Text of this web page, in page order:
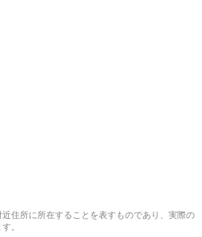
住所に所在することを表すものであり、実際の
。